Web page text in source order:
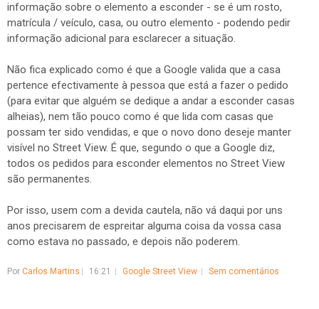
informação sobre o elemento a esconder - se é um rosto,
matrícula / veículo, casa, ou outro elemento - podendo pedir
informação adicional para esclarecer a situação.
Não fica explicado como é que a Google valida que a casa
pertence efectivamente à pessoa que está a fazer o pedido
(para evitar que alguém se dedique a andar a esconder casas
alheias), nem tão pouco como é que lida com casas que
possam ter sido vendidas, e que o novo dono deseje manter
visível no Street View. É que, segundo o que a Google diz,
todos os pedidos para esconder elementos no Street View
são permanentes.
Por isso, usem com a devida cautela, não vá daqui por uns
anos precisarem de espreitar alguma coisa da vossa casa
como estava no passado, e depois não poderem.
Por Carlos Martins 16:21 Google Street View Sem comentários